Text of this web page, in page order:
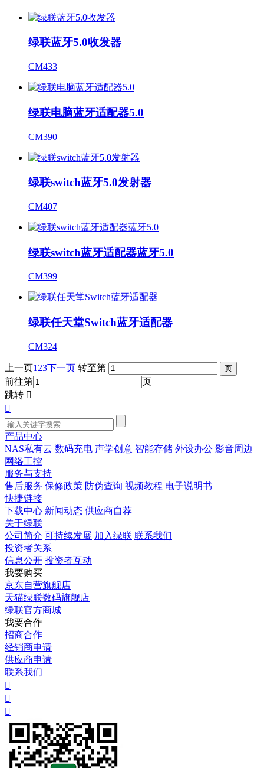
绿联蓝牙5.0收发器
CM433
绿联电脑蓝牙适配器5.0
CM390
绿联switch蓝牙5.0发射器
CM407
绿联switch蓝牙适配器蓝牙5.0
CM399
绿联任天堂Switch蓝牙适配器
CM324
上一页1 23下一页 转至第
前往第
页
跳转 

产品中心
NAS私有云 数码充电 声学创意 智能存储 外设办公 影音周边
网络工控
服务与支持
售后服务 保修政策 防伪查询 视频教程 电子说明书
快捷链接
下载中心 新闻动态 供应商自荐
关于绿联
公司简介 可持续发展 加入绿联 联系我们
投资者关系
信息公开 投资者互动
我要购买
京东自营旗舰店
天猫绿联数码旗舰店
绿联官方商城
我要合作
招商合作
经销商申请
供应商申请
联系我们


